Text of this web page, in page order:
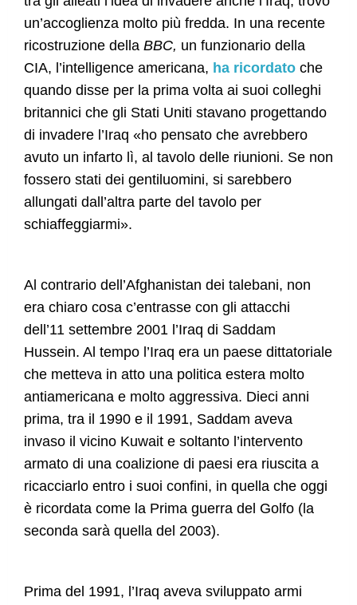
un’accoglienza molto più fredda. In una recente
ricostruzione della BBC, un funzionario della
CIA, l’intelligence americana, ha ricordato che
quando disse per la prima volta ai suoi colleghi
britannici che gli Stati Uniti stavano progettando
di invadere l’Iraq «ho pensato che avrebbero
avuto un infarto lì, al tavolo delle riunioni. Se non
fossero stati dei gentiluomini, si sarebbero
allungati dall’altra parte del tavolo per
schiaffeggiarmi».
Al contrario dell’Afghanistan dei talebani, non
era chiaro cosa c’entrasse con gli attacchi
dell’11 settembre 2001 l’Iraq di Saddam
Hussein. Al tempo l’Iraq era un paese dittatoriale
che metteva in atto una politica estera molto
antiamericana e molto aggressiva. Dieci anni
prima, tra il 1990 e il 1991, Saddam aveva
invaso il vicino Kuwait e soltanto l’intervento
armato di una coalizione di paesi era riuscita a
ricacciarlo entro i suoi confini, in quella che oggi
è ricordata come la Prima guerra del Golfo (la
seconda sarà quella del 2003).
Prima del 1991, l’Iraq aveva sviluppato armi